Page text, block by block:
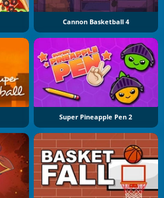
Cannon Basketball 4
Super Pineapple Pen 2